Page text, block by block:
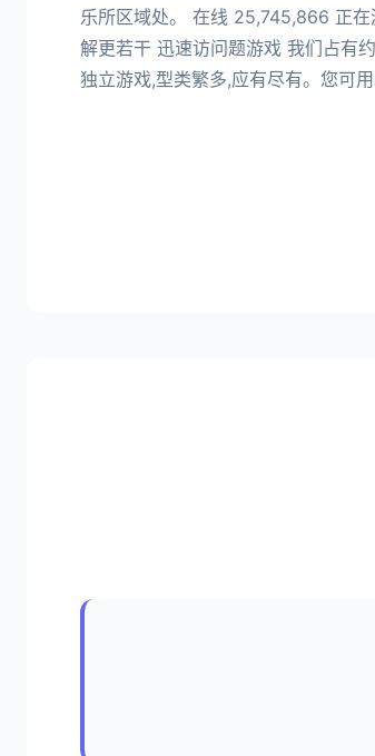
乐所区域处。 在线 25,745,866 正
解更若干 迅速访问题游戏 我们占有
独立游戏,型类繁多,应有尽有。您可